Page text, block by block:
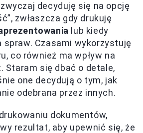
decyduję się na opcję
zwłaszcza gdy drukuję
lub kiedy
spraw. Czasami wykorzystuję
co również ma wpływ na
Staram się dbać o detale,
one decydują o tym, jak
odebrana przez innych.
dokumentów,
rezultat, aby upewnić się, że